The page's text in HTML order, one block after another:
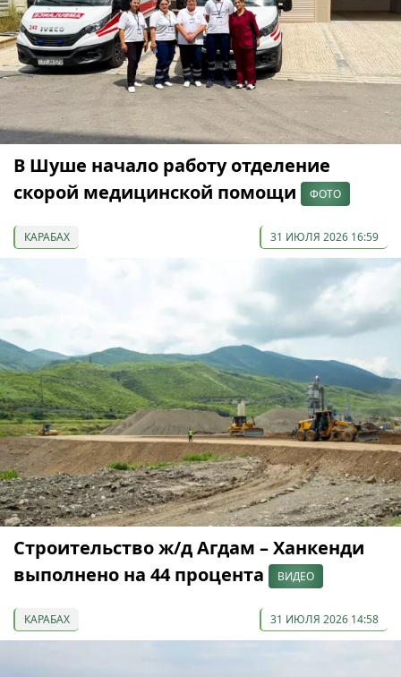
В Шуше начало работу отделение
скорой медицинской помощи
ФОТО
КАРАБАХ 31 ИЮЛЯ 2026 16:59
Строительство ж/д Агдам – Ханкенди
выполнено на 44 процента
ВИДЕО
КАРАБАХ 31 ИЮЛЯ 2026 14:58